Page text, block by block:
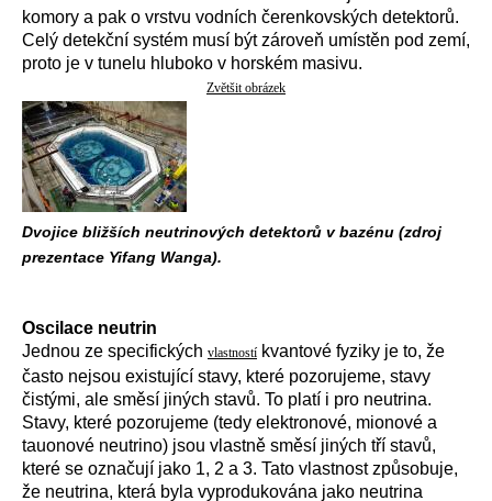
komory a pak o vrstvu vodních čerenkovských detektorů.
Celý detekční systém musí být zároveň umístěn pod zemí,
proto je v tunelu hluboko v horském masivu.
Zvětšit obrázek
Dvojice bližších neutrinových detektorů v bazénu (zdroj
prezentace Yifang Wanga).
Oscilace neutrin
Jednou ze specifických vlastností kvantové fyziky je to, že
často nejsou existující stavy, které pozorujeme, stavy
čistými, ale směsí jiných stavů. To platí i pro neutrina.
Stavy, které pozorujeme (tedy elektronové, mionové a
tauonové neutrino) jsou vlastně směsí jiných tří stavů,
které se označují jako 1, 2 a 3. Tato vlastnost způsobuje,
že neutrina, která byla vyprodukována jako neutrina